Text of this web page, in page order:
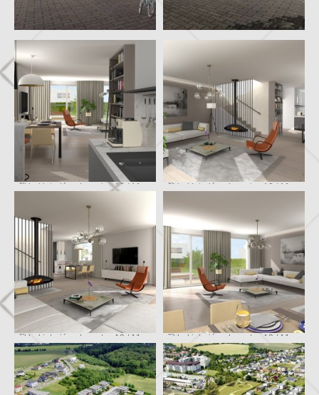
příklad interiéru domu typ A3 / A1 příklad interiéru domu typ A3 / A1
příklad interiéru domu typ A3 / A1 příklad interiéru domu typ A3 / A1